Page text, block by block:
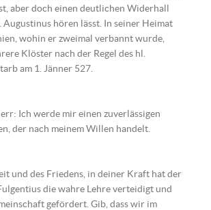
aber doch einen deutlichen Widerhall
Augustinus hören lässt. In seiner Heimat
wohin er zweimal verbannt wurde,
Klöster nach der Regel des hl.
am 1. Jänner 527.
Ich werde mir einen zuverlässigen
der nach meinem Willen handelt.
und des Friedens, in deiner Kraft hat der
die wahre Lehre verteidigt und
gefördert. Gib, dass wir im